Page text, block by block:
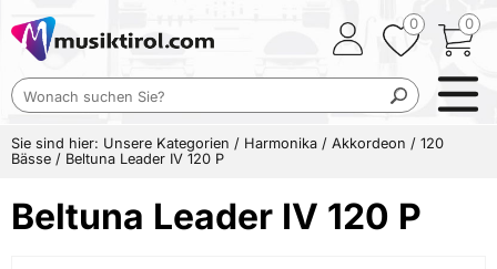
0
0
Sie sind hier: Unsere Kategorien / Harmonika / Akkordeon / 120
Bässe / Beltuna Leader IV 120 P
Beltuna Leader IV 120 P